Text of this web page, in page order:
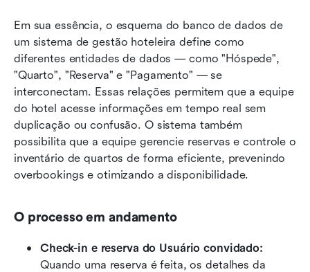
Em sua essência, o esquema do banco de dados de
um sistema de gestão hoteleira define como
diferentes entidades de dados — como "Hóspede",
"Quarto", "Reserva" e "Pagamento" — se
interconectam. Essas relações permitem que a equipe
do hotel acesse informações em tempo real sem
duplicação ou confusão. O sistema também
possibilita que a equipe gerencie reservas e controle o
inventário de quartos de forma eficiente, prevenindo
overbookings e otimizando a disponibilidade.
O processo em andamento
Quando uma reserva é feita, os detalhes da